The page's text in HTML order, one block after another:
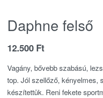
Daphne felső
12.500 Ft
Vagány, bővebb szabású,
top. Jól szellőző, kényelmes,
készítettük. Reni fekete